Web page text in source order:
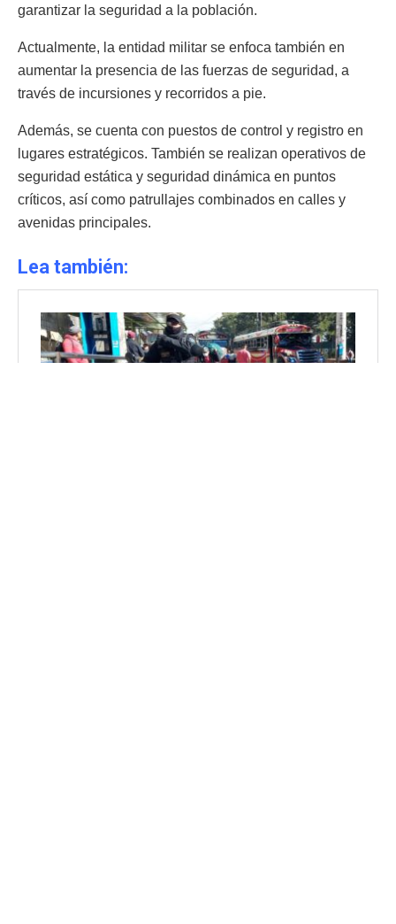
garantizar la seguridad a la población.
Actualmente, la entidad militar se enfoca también en
aumentar la presencia de las fuerzas de seguridad, a
través de incursiones y recorridos a pie.
Además, se cuenta con puestos de control y registro en
lugares estratégicos. También se realizan operativos de
seguridad estática y seguridad dinámica en puntos
críticos, así como patrullajes combinados en calles y
avenidas principales.
Lea también: